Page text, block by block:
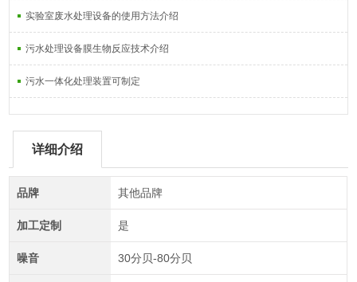
实验室废水处理设备的使用方法介绍
污水处理设备膜生物反应技术介绍
污水一体化处理装置可制定
详细介绍
品牌 其他品牌
加工定制 是
噪音 30分贝-80分贝